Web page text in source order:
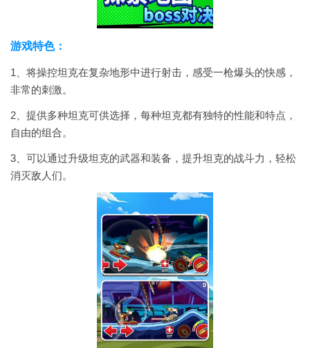
游戏特色：
1、将操控坦克在复杂地形中进行射击，感受一枪爆头的快感，
非常的刺激。
2、提供多种坦克可供选择，每种坦克都有独特的性能和特点，
自由的组合。
3、可以通过升级坦克的武器和装备，提升坦克的战斗力，轻松
消灭敌人们。